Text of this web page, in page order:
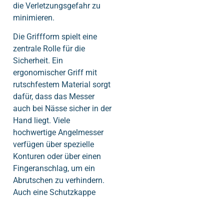
die Verletzungsgefahr zu
minimieren.
Die Griffform spielt eine
zentrale Rolle für die
Sicherheit. Ein
ergonomischer Griff mit
rutschfestem Material sorgt
dafür, dass das Messer
auch bei Nässe sicher in der
Hand liegt. Viele
hochwertige Angelmesser
verfügen über spezielle
Konturen oder über einen
Fingeranschlag, um ein
Abrutschen zu verhindern.
Auch eine Schutzkappe